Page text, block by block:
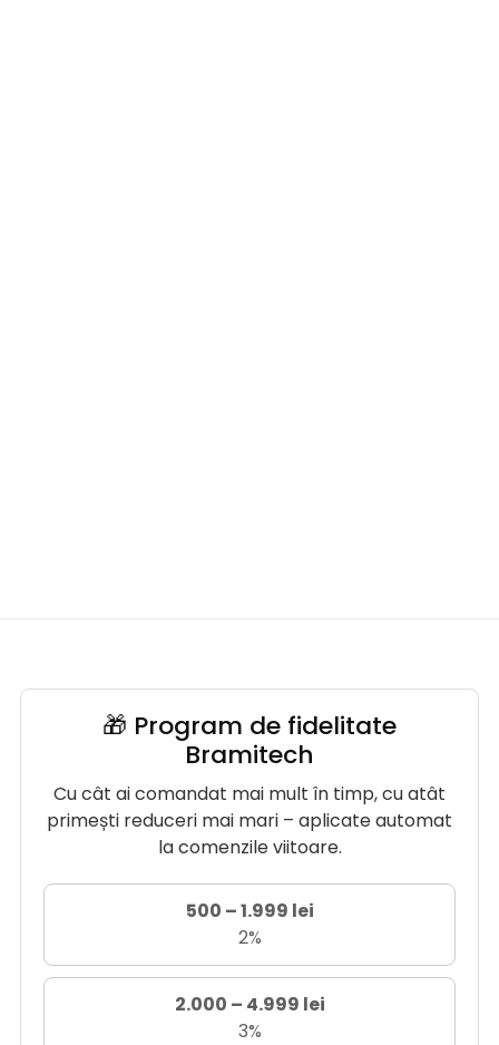
🎁 Program de fidelitate
Bramitech
Cu cât ai comandat mai mult în timp, cu atât
primești reduceri mai mari – aplicate automat
la comenzile viitoare.
500 – 1.999 lei
2%
2.000 – 4.999 lei
3%